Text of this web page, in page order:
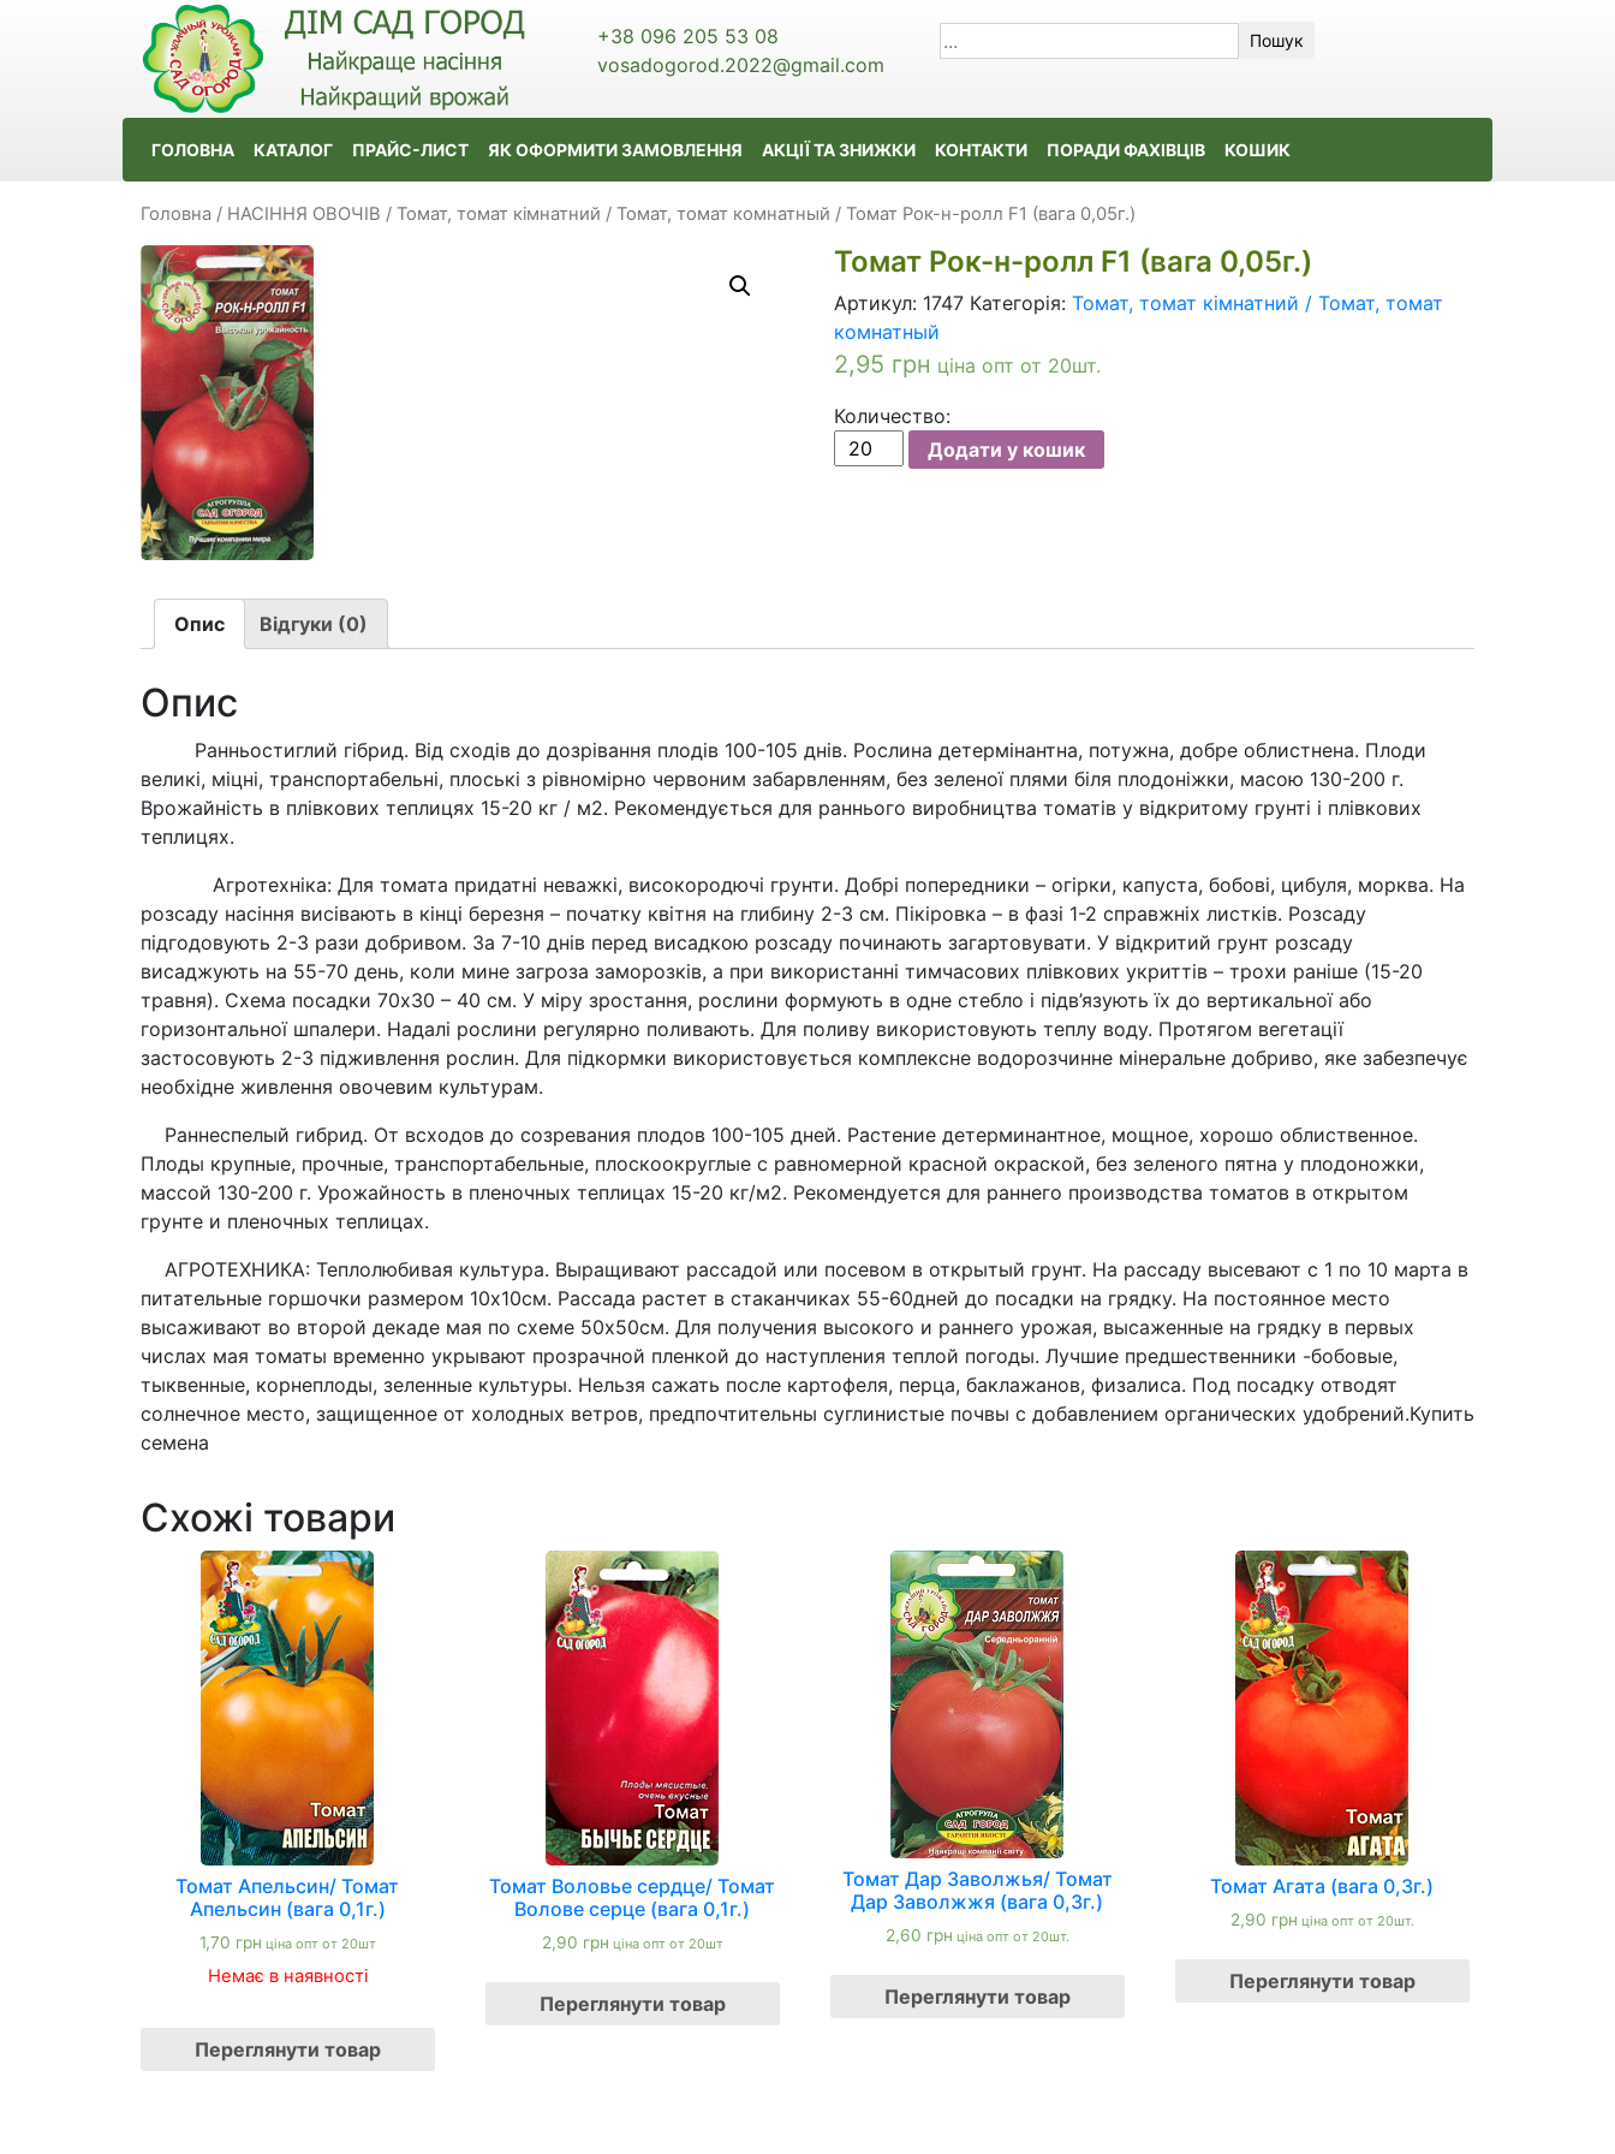
+38 096 205 53 08
vosadogorod.2022@gmail.com
Пошук
ГОЛОВНА КАТАЛОГ ПРАЙС-ЛИСТ ЯК ОФОРМИТИ ЗАМОВЛЕННЯ АКЦІЇ ТА ЗНИЖКИ КОНТАКТИ ПОРАДИ ФАХІВЦІВ КОШИК
Головна / НАСІННЯ ОВОЧІВ / Томат, томат кімнатний / Томат, томат комнатный / Томат Рок-н-ролл F1 (вага 0,05г.)
Томат Рок-н-ролл F1 (вага 0,05г.)
Артикул: 1747 Категорія:Томат, томат кімнатний / Томат, томат
комнатный
2,95 грн ціна опт от 20шт.
Количество:
Томат
Рок-
кількість
Додати у кошик
Опис Відгуки (0)
Опис
Ранньостиглий гібрид. Від сходів до дозрівання плодів 100-105 днів. Рослина детермінантна, потужна, добре облистнена. Плоди
великі, міцні, транспортабельні, плоські з рівномірно червоним забарвленням, без зеленої плями біля плодоніжки, масою 130-200 г.
Врожайність в плівкових теплицях 15-20 кг / м2. Рекомендується для раннього виробництва томатів у відкритому грунті і плівкових
теплицях.
Агротехніка: Для томата придатні неважкі, високородючі грунти. Добрі попередники – огірки, капуста, бобові, цибуля, морква. На
розсаду насіння висівають в кінці березня – початку квітня на глибину 2-3 см. Пікіровка – в фазі 1-2 справжніх листків. Розсаду
підгодовують 2-3 рази добривом. За 7-10 днів перед висадкою розсаду починають загартовувати. У відкритий грунт розсаду
висаджують на 55-70 день, коли мине загроза заморозків, а при використанні тимчасових плівкових укриттів – трохи раніше (15-20
травня). Схема посадки 70х30 – 40 см. У міру зростання, рослини формують в одне стебло і підв’язують їх до вертикальної або
горизонтальної шпалери. Надалі рослини регулярно поливають. Для поливу використовують теплу воду. Протягом вегетації
застосовують 2-3 підживлення рослин. Для підкормки використовується комплексне водорозчинне мінеральне добриво, яке забезпечує
необхідне живлення овочевим культурам.
Раннеспелый гибрид. От всходов до созревания плодов 100-105 дней. Растение детерминантное, мощное, хорошо облиственное.
Плоды крупные, прочные, транспортабельные, плоскоокруглые с равномерной красной окраской, без зеленого пятна у плодоножки,
массой 130-200 г. Урожайность в пленочных теплицах 15-20 кг/м2. Рекомендуется для раннего производства томатов в открытом
грунте и пленочных теплицах.
АГРОТЕХНИКА: Теплолюбивая культура. Выращивают рассадой или посевом в открытый грунт. На рассаду высевают с 1 по 10 марта в
питательные горшочки размером 10х10см. Рассада растет в стаканчиках 55-60дней до посадки на грядку. На постоянное место
высаживают во второй декаде мая по схеме 50х50см. Для получения высокого и раннего урожая, высаженные на грядку в первых
числах мая томаты временно укрывают прозрачной пленкой до наступления теплой погоды. Лучшие предшественники -бобовые,
тыквенные, корнеплоды, зеленные культуры. Нельзя сажать после картофеля, перца, баклажанов, физалиса. Под посадку отводят
солнечное место, защищенное от холодных ветров, предпочтительны суглинистые почвы с добавлением органических удобрений.Купить
семена
Схожі товари
Томат Апельсин/ Томат
Апельсин (вага 0,1г.)
1,70 грн ціна опт от 20шт
Немає в наявності
Переглянути товар
Томат Воловье сердце/ Томат
Волове серце (вага 0,1г.)
2,90 грн ціна опт от 20шт
Переглянути товар
Томат Дар Заволжья/ Томат
Дар Заволжжя (вага 0,3г.)
2,60 грн ціна опт от 20шт.
Переглянути товар
Томат Агата (вага 0,3г.)
2,90 грн ціна опт от 20шт.
Переглянути товар